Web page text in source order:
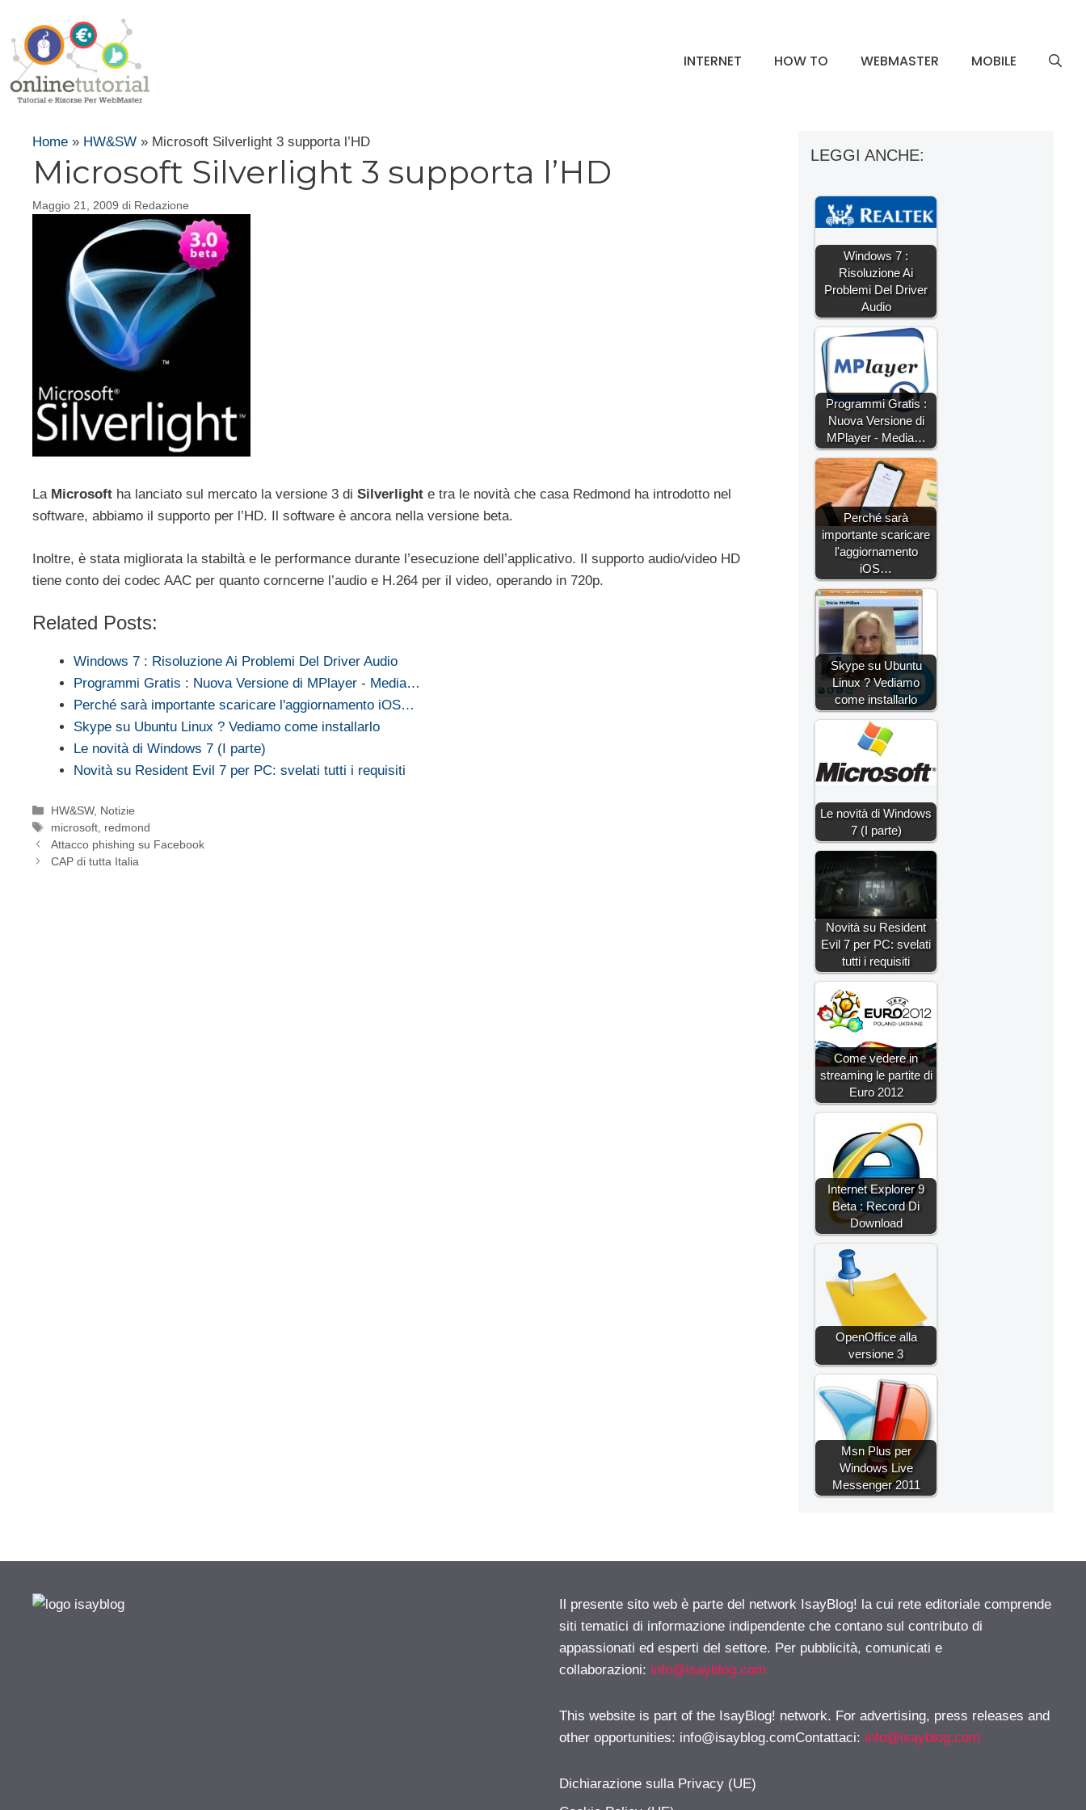
contenuto
INTERNET HOW TO WEBMASTER MOBILE
Home » HW&SW » Microsoft Silverlight 3 supporta l’HD
Microsoft Silverlight 3 supporta l’HD
Maggio 21, 2009 di Redazione
La Microsoft ha lanciato sul mercato la versione 3 di Silverlight e tra le novità che casa Redmond ha introdotto nel
software, abbiamo il supporto per l’HD. Il software è ancora nella versione beta.
Inoltre, è stata migliorata la stabiltà e le performance durante l’esecuzione dell’applicativo. Il supporto audio/video HD
tiene conto dei codec AAC per quanto corncerne l’audio e H.264 per il video, operando in 720p.
Related Posts:
Windows 7 : Risoluzione Ai Problemi Del Driver Audio
Programmi Gratis : Nuova Versione di MPlayer - Media…
Perché sarà importante scaricare l'aggiornamento iOS…
Skype su Ubuntu Linux ? Vediamo come installarlo
Le novità di Windows 7 (I parte)
Novità su Resident Evil 7 per PC: svelati tutti i requisiti
Categorie
HW&SW, Notizie
Tag
microsoft redmond
Attacco phishing su Facebook
CAP di tutta Italia
LEGGI ANCHE:
Windows 7 :
Risoluzione Ai
Problemi Del Driver
Audio
Programmi Gratis :
Nuova Versione di
MPlayer - Media…
Perché sarà
importante scaricare
l'aggiornamento
iOS…
Skype su Ubuntu
Linux ? Vediamo
come installarlo
Le novità di Windows
7 (I parte)
Novità su Resident
Evil 7 per PC: svelati
tutti i requisiti
Come vedere in
streaming le partite di
Euro 2012
Internet Explorer 9
Beta : Record Di
Download
OpenOffice alla
versione 3
Msn Plus per
Windows Live
Messenger 2011
Il presente sito web è parte del network IsayBlog! la cui rete editoriale comprende
siti tematici di informazione indipendente che contano sul contributo di
appassionati ed esperti del settore. Per pubblicità, comunicati e
collaborazioni: info@isayblog.com
This website is part of the IsayBlog! network. For advertising, press releases and
other opportunities: info@isayblog.comContattaci: info@isayblog.com
Dichiarazione sulla Privacy (UE)